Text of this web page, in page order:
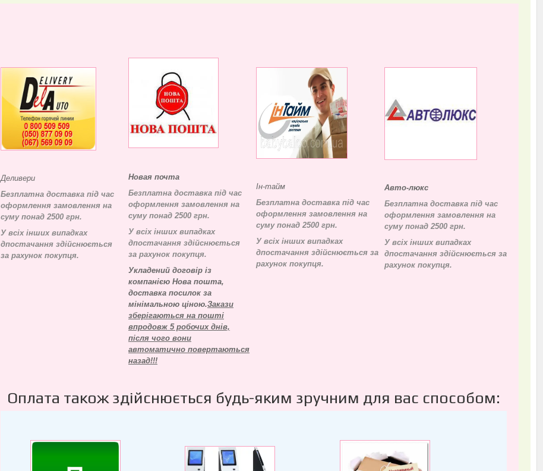
Деливери
Безплатна доставка під час
оформлення замовлення на
суму понад 2500 грн.
У всіх інших випадках
дпостачання здійснюється
за рахунок покупця.
Новая почта
Безплатна доставка під час
оформлення замовлення на
суму понад 2500 грн.
У всіх інших випадках
дпостачання здійснюється
за рахунок покупця.
Укладений договір із
компанією Нова пошта,
доставка посилок за
мінімальною ціною.Закази
зберігаються на пошті
впродовж 5 робочих днів,
після чого вони
автоматично повертаються
назад!!!
Ін-тайм
Безплатна доставка під час
оформлення замовлення на
суму понад 2500 грн.
У всіх інших випадках
дпостачання здійснюється за
рахунок покупця.
Авто-люкс
Безплатна доставка під час
оформлення замовлення на
суму понад 2500 грн.
У всіх інших випадках
дпостачання здійснюється за
рахунок покупця.
Оплата також здійснюється будь-яким зручним для вас способом: